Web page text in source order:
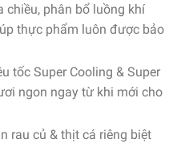
chiều, phân bổ luồng khí
thực phẩm luôn được bảo
tốc Super Cooling & Super
ngon ngay từ khi mới cho
rau củ & thịt cá riêng biệt